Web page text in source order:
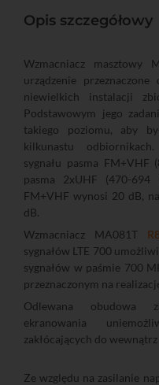
Opis szczegółowy
Wzmacniacz masztowy
urządzenie
niewielkich instalacji
Podstawowym jego
takiego poziomu, aby
kilkunastu
sygnału pasma
pasma 2xUHF (470-694
FM+VHF wynosi 20 dB,
dB.
Wzmacniacz MA081T
sygnałów LTE 700
sygnałów w paśmie 700
przeznaczonym na
Odlewana obudowa
ekranowania
zakłócających do
Ze względu na zasilanie